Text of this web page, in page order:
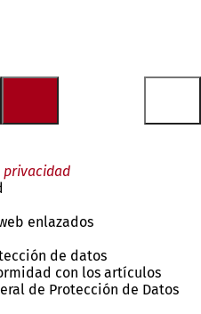
privacidad
enlazados
de datos
con los artículos
de Protección de Datos